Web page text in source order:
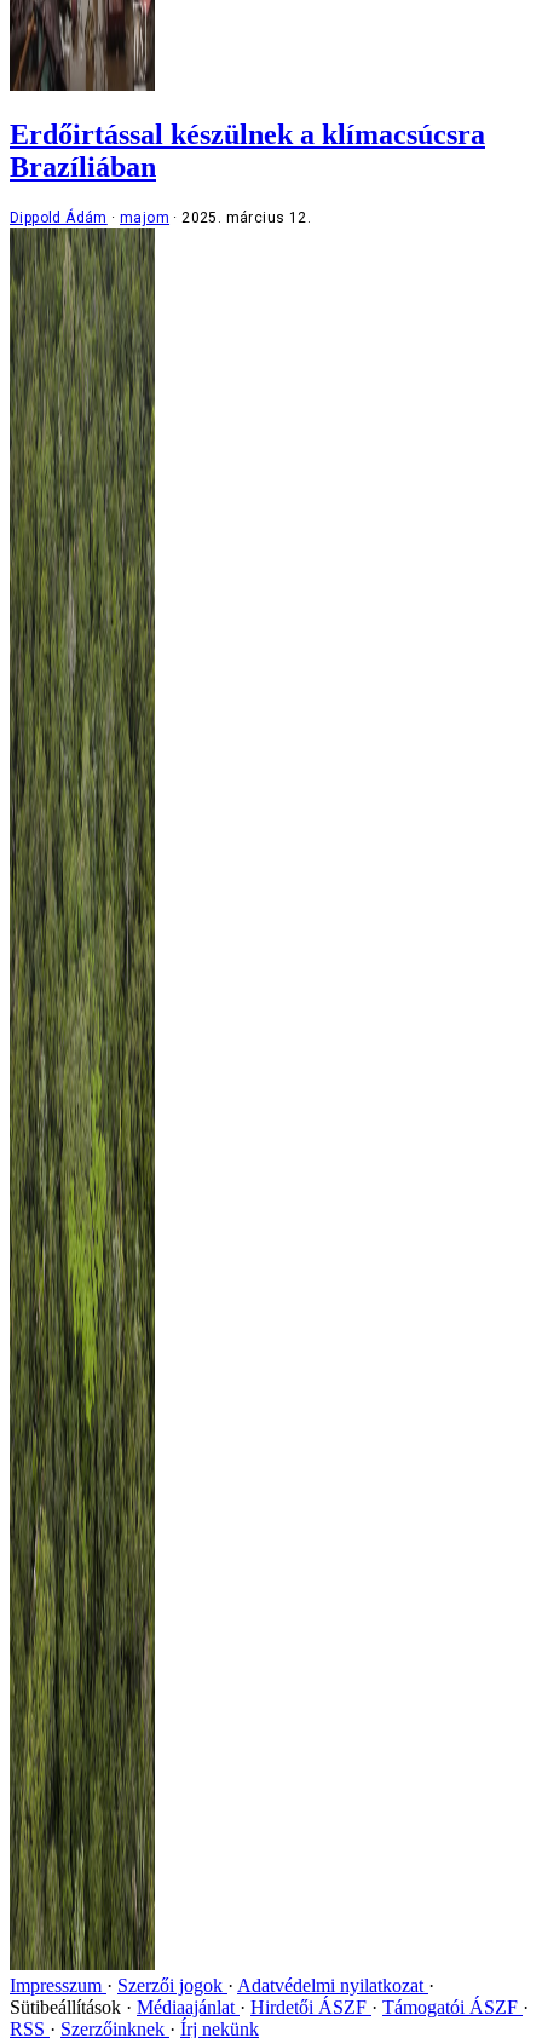
Erdőirtással készülnek a klímacsúcsra
Brazíliában
Dippold Ádám majom 2025. március 12.
Impresszum Szerzői jogok
Adatvédelmi nyilatkozat
Sütibeállítások
Médiaajánlat Hirdetői ÁSZF
Támogatói ÁSZF
RSS
Szerzőinknek Írj nekünk